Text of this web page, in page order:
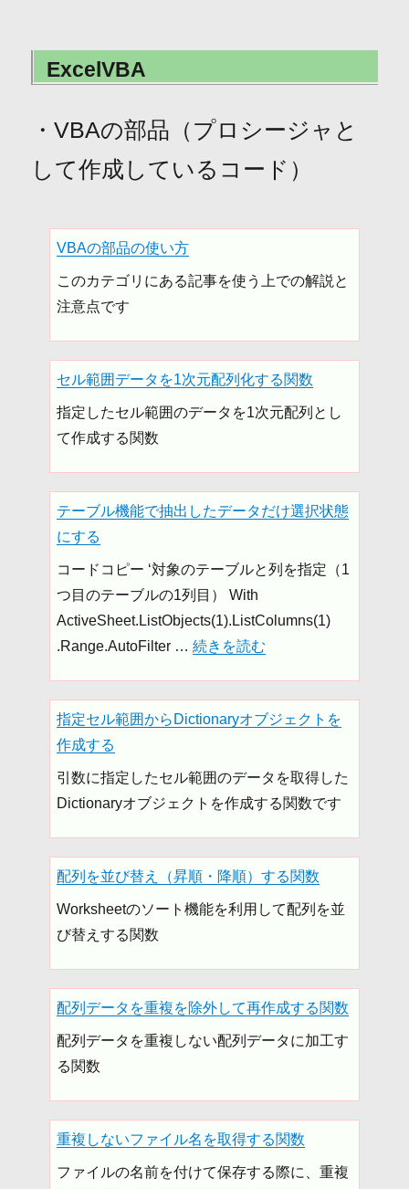
ExcelVBA
・VBAの部品（プロシージャと
して作成しているコード）
VBAの部品の使い方
このカテゴリにある記事を使う上での解説と
注意点です
セル範囲データを1次元配列化する関数
指定したセル範囲のデータを1次元配列とし
て作成する関数
テーブル機能で抽出したデータだけ選択状態
にする
コードコピー ‘対象のテーブルと列を指定（1
つ目のテーブルの1列目） With
ActiveSheet.ListObjects(1).ListColumns(1)
.Range.AutoFilter …“テーブル機能で抽出したデータ
続きを読む
指定セル範囲からDictionaryオブジェクトを
作成する
引数に指定したセル範囲のデータを取得した
Dictionaryオブジェクトを作成する関数です
配列を並び替え（昇順・降順）する関数
Worksheetのソート機能を利用して配列を並
び替えする関数
配列データを重複を除外して再作成する関数
配列データを重複しない配列データに加工す
る関数
重複しないファイル名を取得する関数
ファイルの名前を付けて保存する際に、重複